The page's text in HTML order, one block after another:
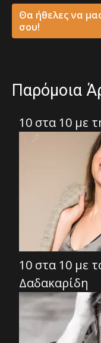
Θα ήθελες να
σου!
Παρόμοια
10 στα 10 με
10 στα 10 με
Δαδακαρίδη